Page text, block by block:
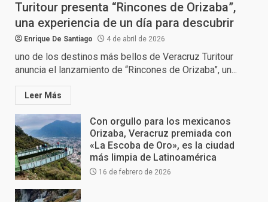
Turitour presenta “Rincones de Orizaba”,
una experiencia de un día para descubrir
Enrique De Santiago 4 de abril de 2026
uno de los destinos más bellos de Veracruz Turitour
anuncia el lanzamiento de “Rincones de Orizaba”, un...
Leer Más
Con orgullo para los mexicanos
Orizaba, Veracruz premiada con
«La Escoba de Oro», es la ciudad
más limpia de Latinoamérica
16 de febrero de 2026